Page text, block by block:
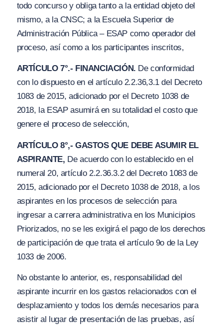
todo concurso y obliga tanto a la entidad objeto del
mismo, a la CNSC; a la Escuela Superior de
Administración Pública – ESAP como operador del
proceso, así como a los participantes inscritos,
ARTÍCULO 7°.- FINANCIACIÓN. De conformidad
con lo dispuesto en el artículo 2.2.36,3.1 del Decreto
1083 de 2015, adicionado por el Decreto 1038 de
2018, la ESAP asumirá en su totalidad el costo que
genere el proceso de selección,
ARTÍCULO 8°,- GASTOS QUE DEBE ASUMIR EL
ASPIRANTE, De acuerdo con lo establecido en el
numeral 20, artículo 2.2.36.3.2 del Decreto 1083 de
2015, adicionado por el Decreto 1038 de 2018, a los
aspirantes en los procesos de selección para
ingresar a carrera administrativa en los Municipios
Priorizados, no se les exigirá el pago de los derechos
de participación de que trata el artículo 9o de la Ley
1033 de 2006.
No obstante lo anterior, es, responsabilidad del
aspirante incurrir en los gastos relacionados con el
desplazamiento y todos los demás necesarios para
asistir al lugar de presentación de las pruebas, así